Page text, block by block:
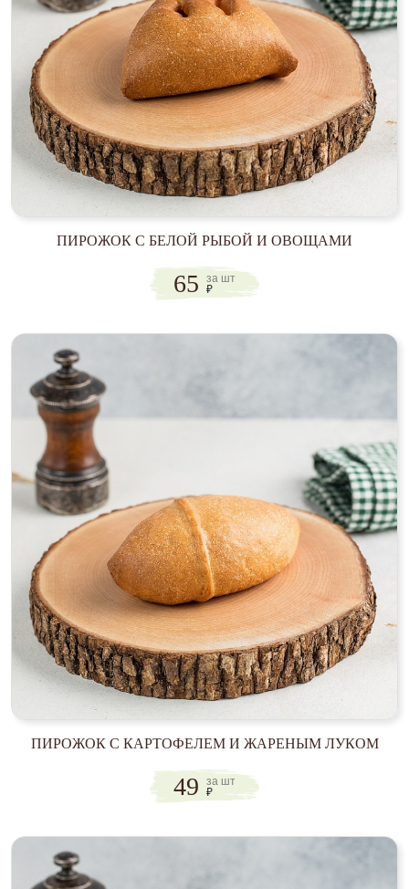
ПИРОЖОК С БЕЛОЙ РЫБОЙ И ОВОЩАМИ
65
за шт
₽
ПИРОЖОК С КАРТОФЕЛЕМ И ЖАРЕНЫМ ЛУКОМ
49
за шт
₽